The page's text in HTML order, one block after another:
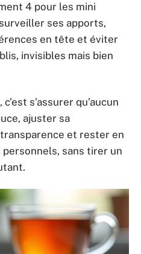
4 pour les mini
ses apports,
en tête et éviter
invisibles mais bien
s’assurer qu’aucun
ajuster sa
et rester en
sans tirer un